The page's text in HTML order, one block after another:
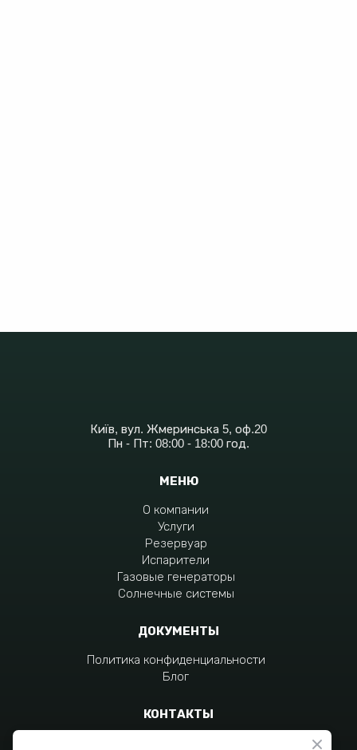
Київ, вул. Жмеринська 5, оф.20
Пн - Пт: 08:00 - 18:00 год.
МЕНЮ
О компании
Услуги
Резервуар
Испарители
Газовые генераторы
Солнечные системы
ДОКУМЕНТЫ
Политика конфиденциальности
Блог
КОНТАКТЫ